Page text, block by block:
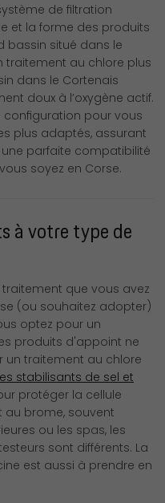
de filtration
et la forme des produits
bassin situé dans le
traitement au chlore plus
dans le Cortenais
doux à l’oxygène actif.
configuration pour vous
plus adaptés, assurant
parfaite compatibilité
soyez en Corse.
à votre type de
que vous avez
(ou souhaitez adopter)
optez pour un
produits d'appoint ne
un traitement au chlore
stabilisants de sel et
protéger la cellule
au brome, souvent
ou les spas, les
sont différents. La
est aussi à prendre en